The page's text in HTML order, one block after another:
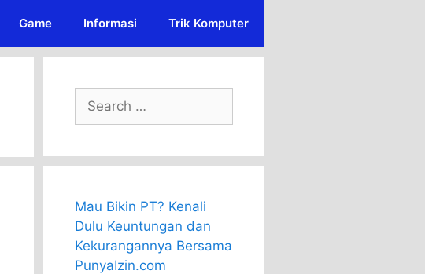
Game Informasi Trik Komputer
Search
for:
Mau Bikin PT? Kenali
Dulu Keuntungan dan
Kekurangannya Bersama
PunyaIzin.com